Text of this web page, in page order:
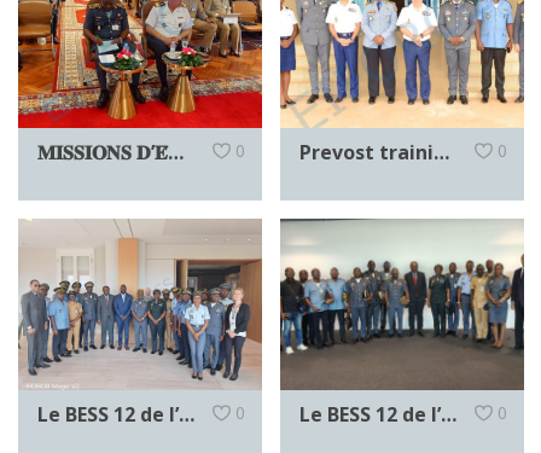
𝐌𝐈𝐒𝐒𝐈𝐎𝐍𝐒 𝐃’𝐄́𝐓𝐔𝐃𝐄𝐒 𝟐𝟎𝟐𝟔 𝐃𝐄 𝐋’𝐄𝐈𝐅𝐎𝐑𝐂𝐄𝐒: 𝐀𝐏𝐑𝐄̀𝐒 𝐋𝐀 𝐒𝐔𝐈𝐒𝐒𝐄, 𝐂𝐋𝐀𝐏 𝐃𝐄 𝐅𝐈𝐍 𝐀𝐔 𝐌𝐀𝐑𝐎𝐂 0 Prevost training: EIFORCES-France partnership goes from strength to strength 0
Le BESS 12 de l’EIFORCES en visite au Comité International de la Croix Rouge (CICR) et à l’Office des Nations Unies à Genève (UNOG). 0 ​Le BESS 12 de l’EIFORCES en immersion au cœur de la Genève Internationale 0